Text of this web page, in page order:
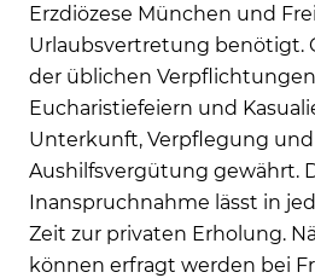
Erzdiözese München und
Urlaubsvertretung benötigt.
der üblichen
Eucharistiefeiern und
Unterkunft, Verpflegung
Aushilfsvergütung gewährt.
Inanspruchnahme lässt in
Zeit zur privaten Erholung.
können erfragt werden bei